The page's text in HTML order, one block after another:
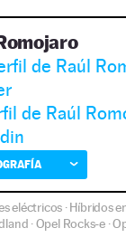
de Raúl
de Raúl
eléctricos ·Híbridos
·Opel Rocks-e·